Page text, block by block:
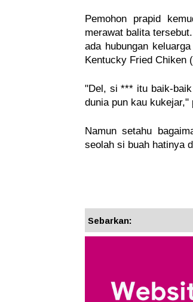
Pemohon prapid
merawat balita
ada hubungan
Kentucky Fried Chiken
"Del, si *** itu baik-
dunia pun kau kukejar,"
Namun setahu
seolah si buah hatinya
Sebarkan: